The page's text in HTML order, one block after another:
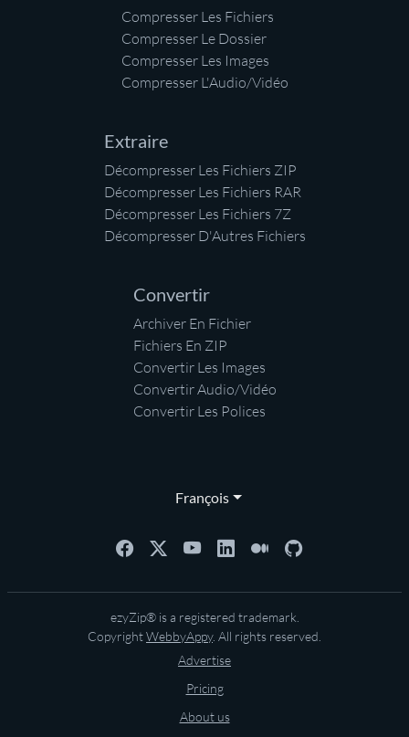
Compresser Les Fichiers
Compresser Le Dossier
Compresser Les Images
Compresser L'Audio/Vidéo
Extraire
Décompresser Les Fichiers ZIP
Décompresser Les Fichiers RAR
Décompresser Les Fichiers 7Z
Décompresser D'Autres Fichiers
Convertir
Archiver En Fichier
Fichiers En ZIP
Convertir Les Images
Convertir Audio/Vidéo
Convertir Les Polices
François
ezyZip® is a registered trademark.
CopyrightWebbyAppy. All rights reserved.
Advertise
Pricing
About us